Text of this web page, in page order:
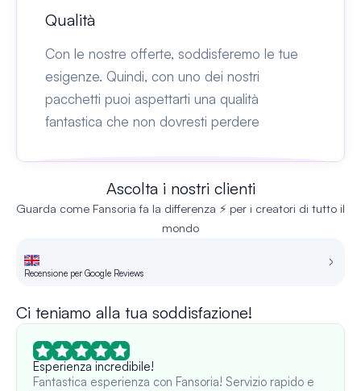
Qualità
Con le nostre offerte, soddisferemo le tue
esigenze. Quindi, con uno dei nostri
pacchetti puoi aspettarti una qualità
fantastica che non dovresti perdere
Ascolta i nostri clienti
Guarda come Fansoria fa la differenza ⚡ per i creatori di tutto il
mondo
Recensione per Google Reviews
Ci teniamo alla tua soddisfazione!
Esperienza incredibile!
Fantastica esperienza con Fansoria! Servizio rapido e